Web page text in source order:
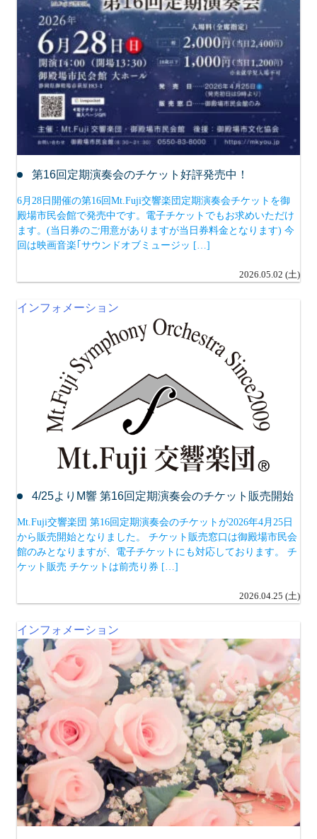
第16回定期演奏会のチケット好評発売中！
6月28日開催の第16回Mt.Fuji交響楽団定期演奏会チケットを御
殿場市民会館で発売中です。電子チケットでもお求めいただけ
ます。(当日券のご用意がありますが当日券料金となります) 今
回は映画音楽｢サウンドオブミュージッ […]
2026.05.02 (土)
インフォメーション
4/25よりM響 第16回定期演奏会のチケット販売開始
Mt.Fuji交響楽団 第16回定期演奏会のチケットが2026年4月25日
から販売開始となりました。 チケット販売窓口は御殿場市民会
館のみとなりますが、電子チケットにも対応しております。 チ
ケット販売 チケットは前売り券 […]
2026.04.25 (土)
インフォメーション